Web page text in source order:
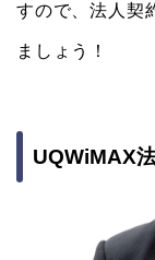
すので、法人契
ましょう！
UQWiMAX